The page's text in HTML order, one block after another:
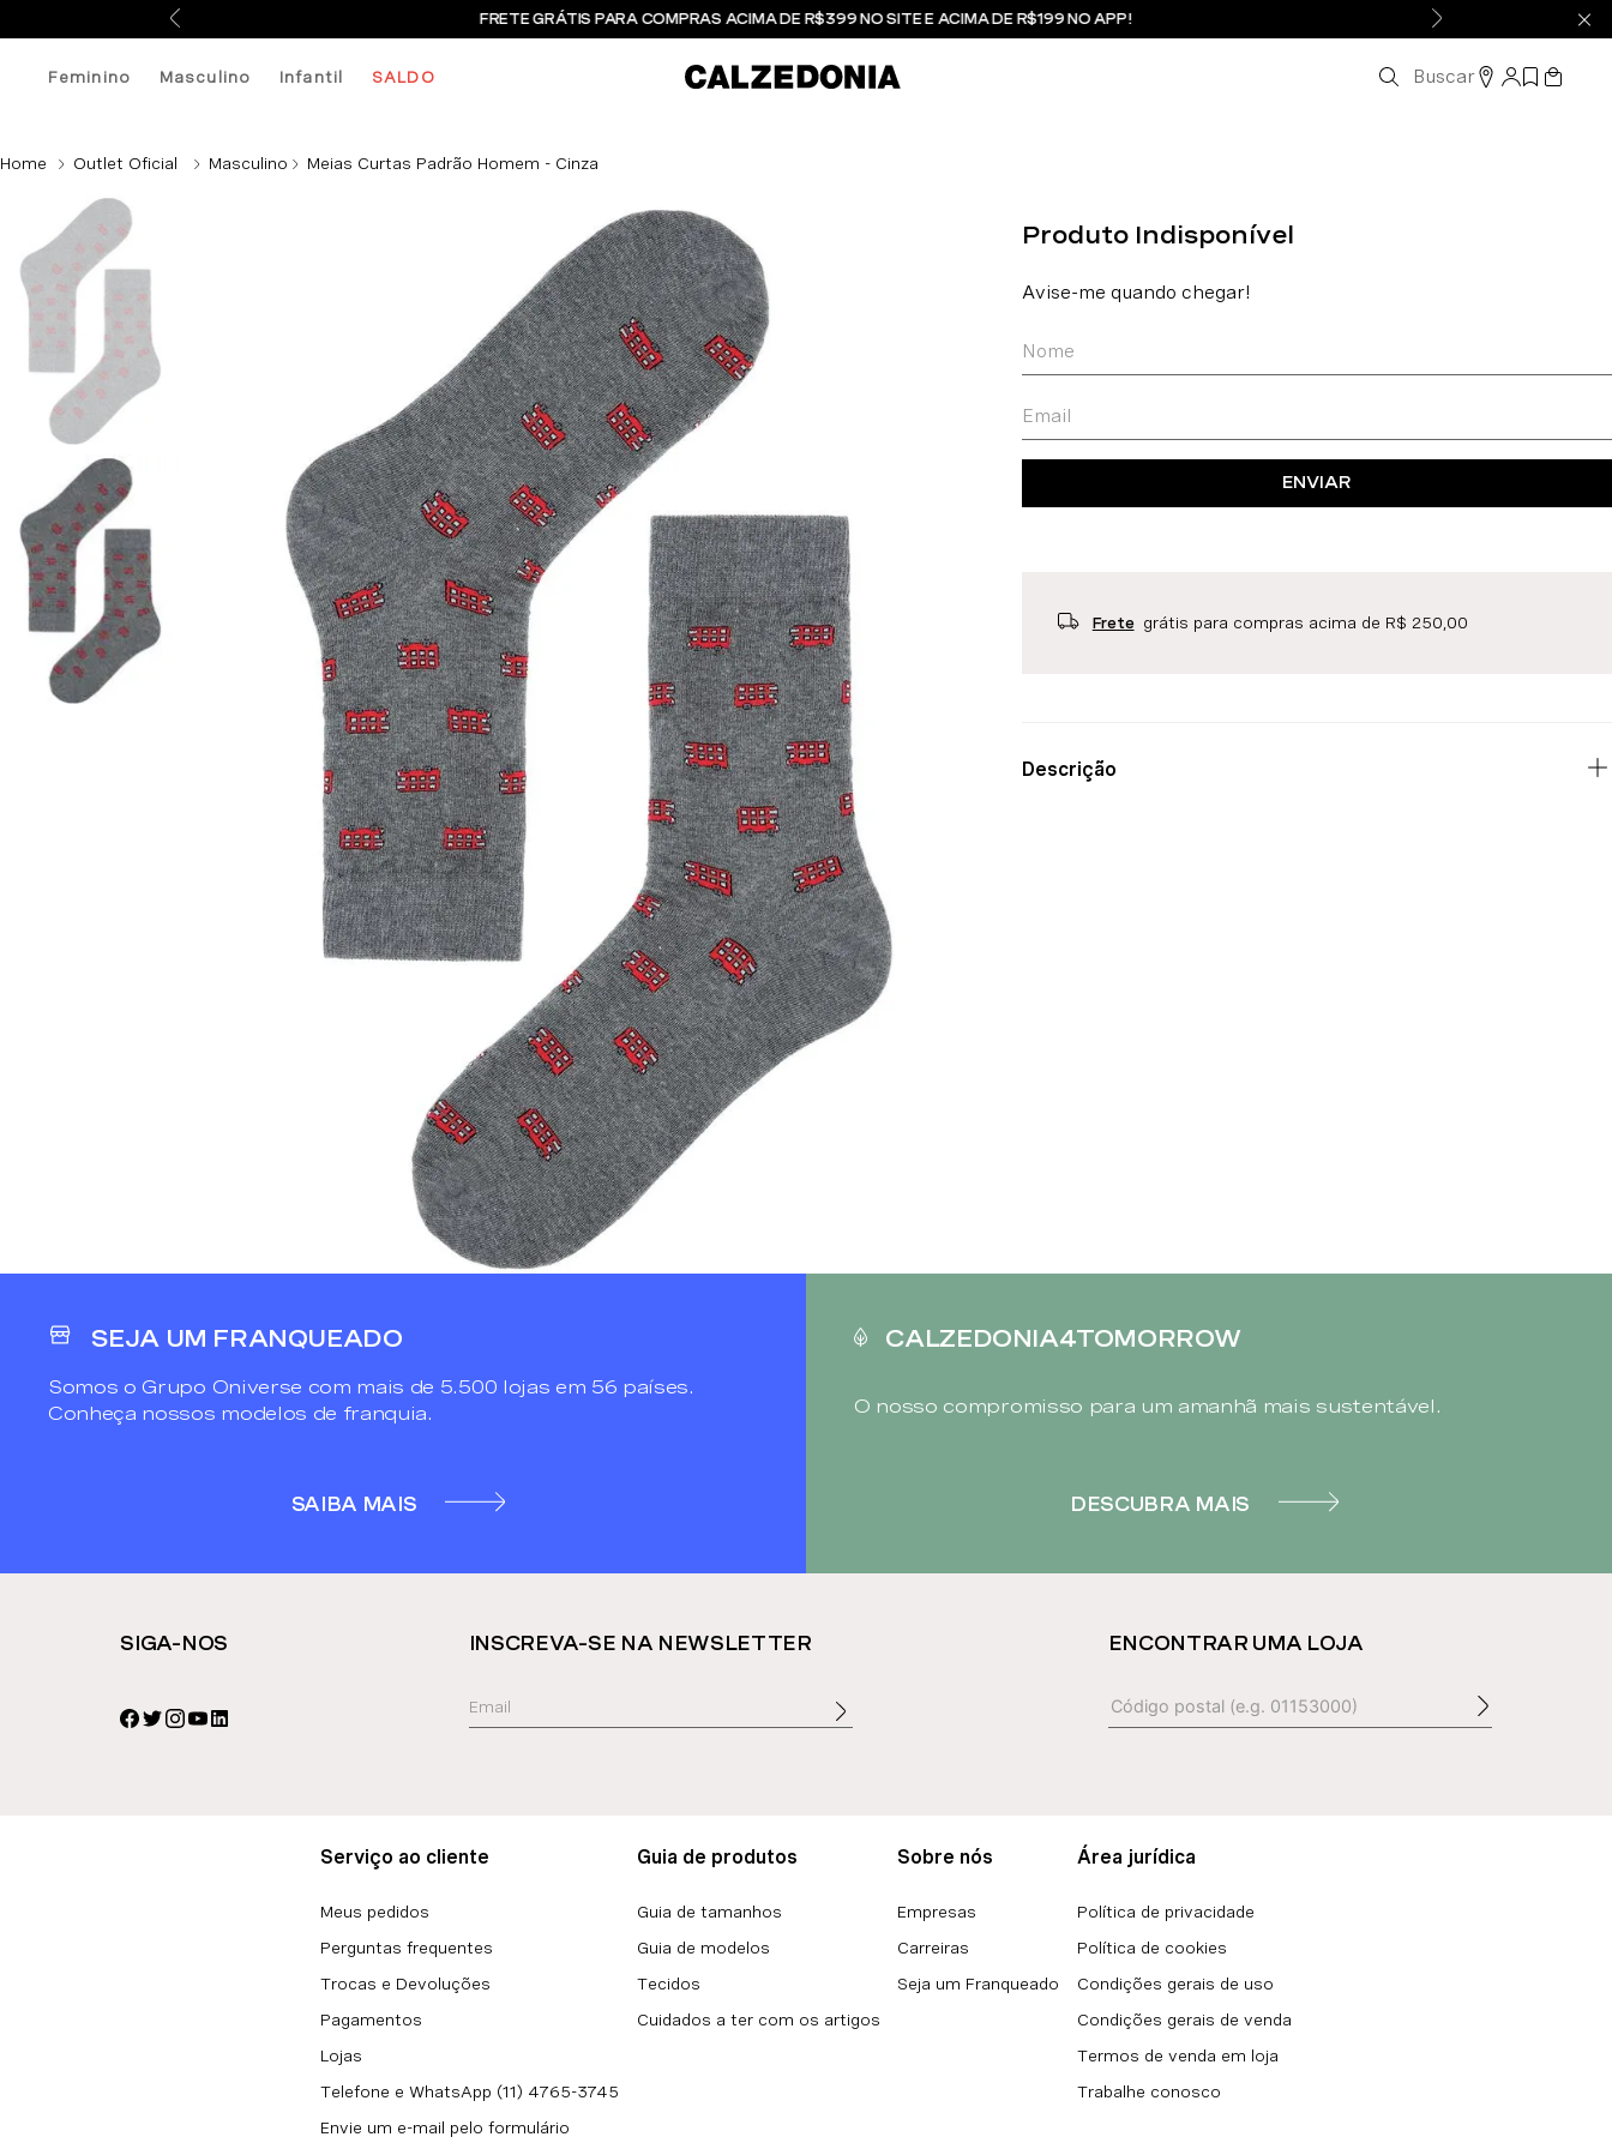
FRETE GRÁTIS PARA COMPRAS ACIMA DE R$399 NO SITE E ACIMA DE R$199 NO APP!
Feminino Masculino Infantil SALDO Buscar
Outlet Oficial Masculino Meias Curtas Padrão Homem - Cinza
ENVIAR
Frete grátis para compras acima de R$ 250,00
Descrição
SEJA UM FRANQUEADO
Somos o Grupo Oniverse com mais de 5.500 lojas em 56 países.
Conheça nossos modelos de franquia.
SAIBA MAIS
CALZEDONIA4TOMORROW
O nosso compromisso para um amanhã mais sustentável.
DESCUBRA MAIS
SIGA-NOS INSCREVA-SE NA NEWSLETTER ENCONTRAR UMA LOJA
Serviço ao cliente
Meus pedidos
Perguntas frequentes
Trocas e Devoluções
Pagamentos
Lojas
Telefone e WhatsApp (11) 4765-3745
Envie um e-mail pelo formulário
Guia de produtos
Guia de tamanhos
Guia de modelos
Tecidos
Cuidados a ter com os artigos
Sobre nós
Empresas
Carreiras
Seja um Franqueado
Área jurídica
Política de privacidade
Política de cookies
Condições gerais de uso
Condições gerais de venda
Termos de venda em loja
Trabalhe conosco